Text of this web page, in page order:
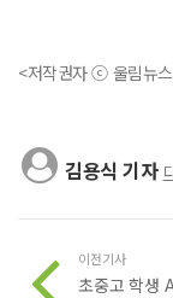
<저작권자 ⓒ 울림뉴
김용식 기자
이전기사
초중고 학생